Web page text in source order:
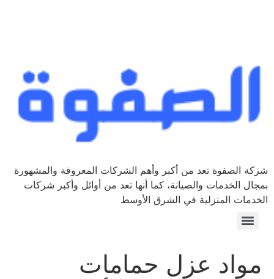
شركة الصفوة تعد من أكبر وأهم الشركات المعروفة والمشهورة
بمجال الخدمات والصيانة، كما أنها تعد من أوائل وأكبر شركات
الخدمات المنزلية في الشرق الأوسط
مواد عزل حمامات